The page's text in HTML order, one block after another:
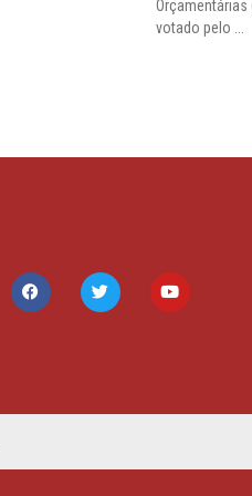
Orçamentárias
votado pelo ...